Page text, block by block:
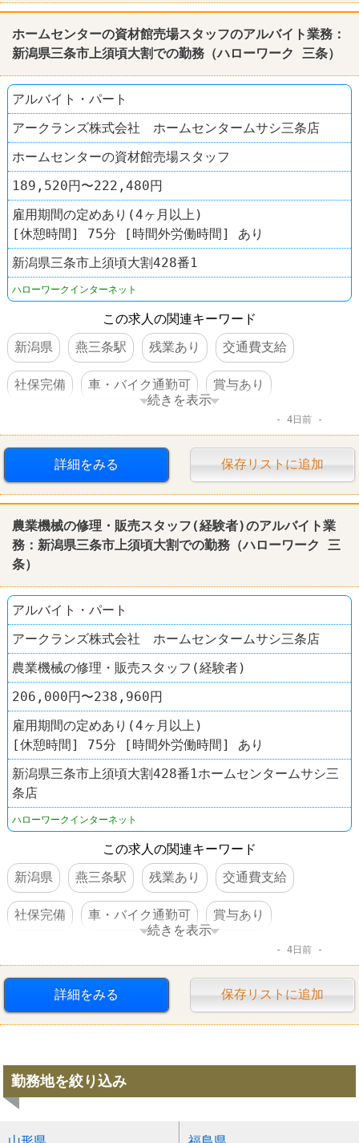
ホームセンターの資材館売場スタッフのアルバイト業務：
新潟県三条市上須頃大割での勤務（ハローワーク 三条）
アルバイト・パート
アークランズ株式会社 ホームセンタームサシ三条店
ホームセンターの資材館売場スタッフ
189,520円〜222,480円
雇用期間の定めあり(4ヶ月以上)
[休憩時間] 75分 [時間外労働時間] あり
新潟県三条市上須頃大割428番1
ハローワークインターネット
この求人の関連キーワード
新潟県
燕三条駅 残業あり 交通費支給
社保完備 車・バイク通勤可 賞与あり
続きを表示
4日前
詳細をみる 保存リストに追加
農業機械の修理・販売スタッフ(経験者)のアルバイト業
務：新潟県三条市上須頃大割での勤務（ハローワーク 三
条）
アルバイト・パート
アークランズ株式会社 ホームセンタームサシ三条店
農業機械の修理・販売スタッフ(経験者)
206,000円〜238,960円
雇用期間の定めあり(4ヶ月以上)
[休憩時間] 75分 [時間外労働時間] あり
新潟県三条市上須頃大割428番1ホームセンタームサシ三
条店
ハローワークインターネット
この求人の関連キーワード
新潟県
燕三条駅 残業あり 交通費支給
社保完備 車・バイク通勤可 賞与あり
続きを表示
4日前
詳細をみる 保存リストに追加
勤務地を絞り込み